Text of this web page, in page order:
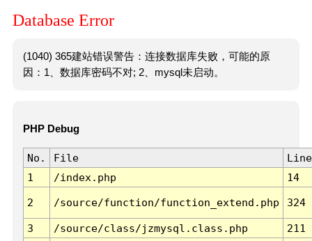
Database Error
(1040) 365建站错误警告：连接数据库失败，可能的原
因：1、数据库密码不对; 2、mysql未启动。
PHP Debug
No. File
Line
1
/index.php 14
2 /source/function/function_extend.php 324
3 /source/class/jzmysql.class.php
211